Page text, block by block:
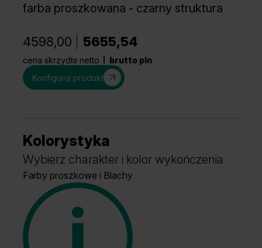
farba proszkowana - czarny struktura
4598,00 5655,54
cena skrzydła netto
brutto pln
Konfiguruj produkt
Kolorystyka
Wybierz charakter i kolor wykończenia
Farby proszkowe i Blachy